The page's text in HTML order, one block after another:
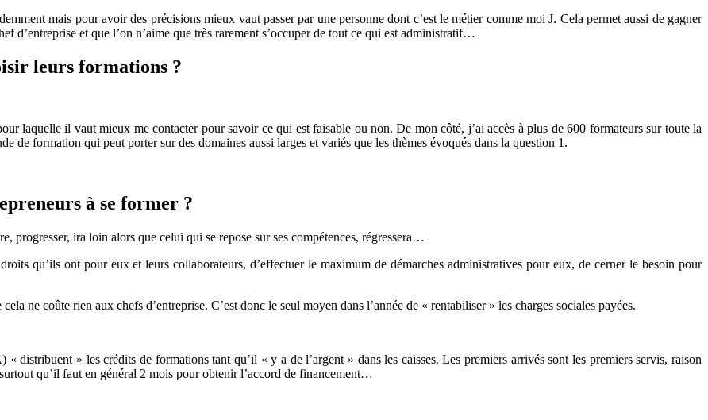
mais pour avoir des précisions mieux vaut passer par une personne dont c’est le métier comme moi J. Cela permet aussi de gagner
d’entreprise et que l’on n’aime que très rarement s’occuper de tout ce qui est administratif…
leurs formations ?
laquelle il vaut mieux me contacter pour savoir ce qui est faisable ou non. De mon côté, j’ai accès à plus de 600 formateurs sur toute la
de formation qui peut porter sur des domaines aussi larges et variés que les thèmes évoqués dans la question 1.
à se former ?
ira loin alors que celui qui se repose sur ses compétences, régressera…
qu’ils ont pour eux et leurs collaborateurs, d’effectuer le maximum de démarches administratives pour eux, de cerner le besoin pour
ne coûte rien aux chefs d’entreprise. C’est donc le seul moyen dans l’année de « rentabiliser » les charges sociales payées.
distribuent » les crédits de formations tant qu’il « y a de l’argent » dans les caisses. Les premiers arrivés sont les premiers servis, raison
qu’il faut en général 2 mois pour obtenir l’accord de financement…